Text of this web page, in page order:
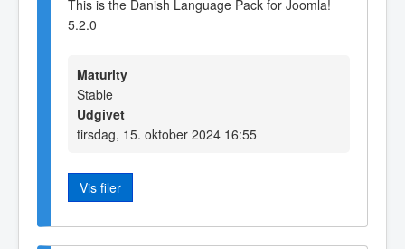
This is the Danish Language Pack for Joomla!
5.2.0
Maturity
Stable
Udgivet
tirsdag, 15. oktober 2024 16:55
Vis filer